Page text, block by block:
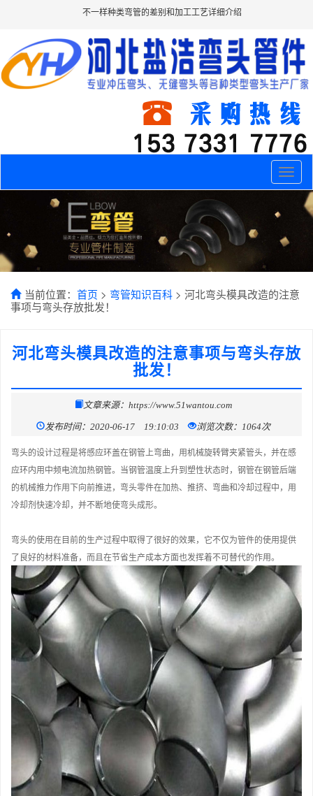
不一样种类弯管的差别和加工工艺详细介绍
Toggle
当前位置： 首页 > 弯管知识百科 > 河北弯头模具改造的注意
事项与弯头存放批发！
河北弯头模具改造的注意事项与弯头存放
批发！
文章来源：https://www.51wantou.com
发布时间：2020-06-17 19:10:03 浏览次数：1064次
弯头的设计过程是将感应环盖在钢管上弯曲，用机械旋转臂夹紧管头，并在感
应环内用中频电流加热钢管。当钢管温度上升到塑性状态时，钢管在钢管后端
的机械推力作用下向前推进，弯头零件在加热、推挤、弯曲和冷却过程中，用
冷却剂快速冷却，并不断地使弯头成形。
弯头的使用在目前的生产过程中取得了很好的效果，它不仅为管件的使用提供
了良好的材料准备，而且在节省生产成本方面也发挥着不可替代的作用。